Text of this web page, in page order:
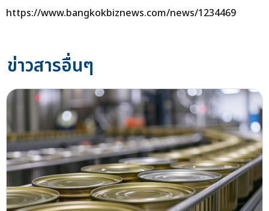
https://www.bangkokbiznews.com/news/1234469
ข่าวสารอื่นๆ